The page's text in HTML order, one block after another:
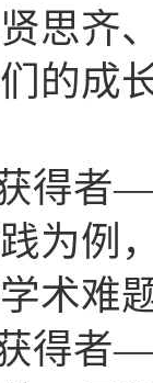
思齐
的成
得者
为例
术难
得者